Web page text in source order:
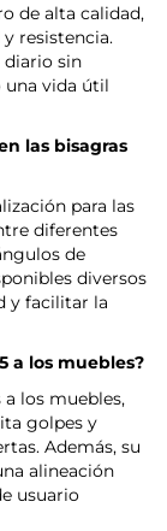
de alta calidad,
resistencia.
diario sin
vida útil
las bisagras
para las
diferentes
de
diversos
y facilitar la
a los muebles?
los muebles,
golpes y
Además, su
alineación
usuario